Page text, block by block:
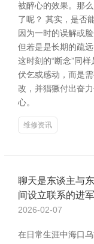
被醉心的效果。那
了呢？ 其实，是否
因为一时的误解或
但若是是长期的疏
这时刻的“断念”同
伏乞或感动，而是
改，并猖獗付出奋
心。
维修资讯
聊天是东谈主与
间设立联系的进
2026-02-07
在日常生涯中海口